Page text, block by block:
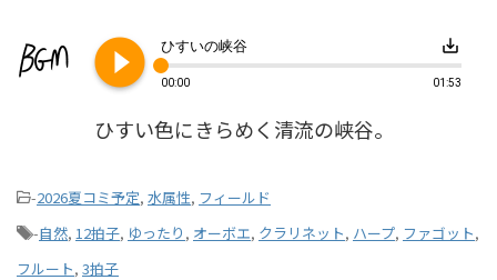
play_circle_filled ひすいの峡谷 save_alt
00:00 01:53
ひすい色にきらめく清流の峡谷。
-2026夏コミ予定, 水属性, フィールド
-自然, 12拍子, ゆったり , オーボエ, クラリネット, ハープ, ファゴット,
フルート, 3拍子